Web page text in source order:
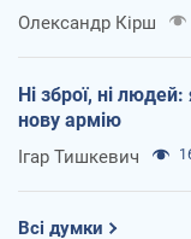
Олександр Кірш
Ні зброї, ні
нову армію
Ігар Тишкевич
Всі думки